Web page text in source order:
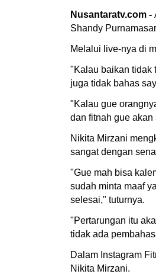
Nusantaratv.com -
Shandy
Melalui live-nya di
"Kalau baikan tidak
juga tidak bahas
"Kalau gue
dan fitnah gue
Nikita Mirzani
sangat dengan
"Gue mah bisa
sudah minta maaf
selesai," tuturnya.
"Pertarungan itu
tidak ada
Dalam Instagram
Nikita Mirzani.